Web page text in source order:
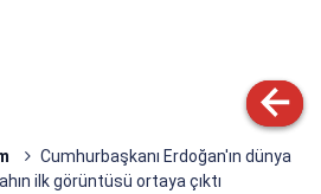
Cumhurbaşkanı Erdoğan'ın dünya
ilk görüntüsü ortaya çıktı